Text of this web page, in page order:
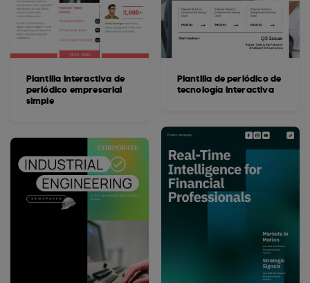
Plantilla interactiva de
periódico empresarial
simple
Plantilla de periódico de
tecnología interactiva